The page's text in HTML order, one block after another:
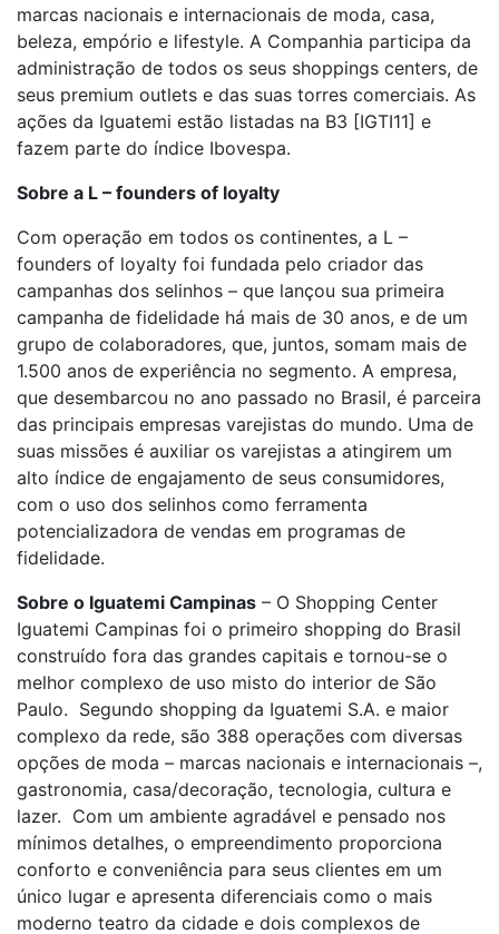
marcas nacionais e internacionais de moda, casa,
beleza, empório e lifestyle. A Companhia participa da
administração de todos os seus shoppings centers, de
seus premium outlets e das suas torres comerciais. As
ações da Iguatemi estão listadas na B3 [IGTI11] e
fazem parte do índice Ibovespa.
Sobre a L – founders of loyalty
Com operação em todos os continentes, a L –
founders of loyalty foi fundada pelo criador das
campanhas dos selinhos – que lançou sua primeira
campanha de fidelidade há mais de 30 anos, e de um
grupo de colaboradores, que, juntos, somam mais de
1.500 anos de experiência no segmento. A empresa,
que desembarcou no ano passado no Brasil, é parceira
das principais empresas varejistas do mundo. Uma de
suas missões é auxiliar os varejistas a atingirem um
alto índice de engajamento de seus consumidores,
com o uso dos selinhos como ferramenta
potencializadora de vendas em programas de
fidelidade.
Sobre o Iguatemi Campinas – O Shopping Center
Iguatemi Campinas foi o primeiro shopping do Brasil
construído fora das grandes capitais e tornou-se o
melhor complexo de uso misto do interior de São
Paulo. Segundo shopping da Iguatemi S.A. e maior
complexo da rede, são 388 operações com diversas
opções de moda – marcas nacionais e internacionais –,
gastronomia, casa/decoração, tecnologia, cultura e
lazer. Com um ambiente agradável e pensado nos
mínimos detalhes, o empreendimento proporciona
conforto e conveniência para seus clientes em um
único lugar e apresenta diferenciais como o mais
moderno teatro da cidade e dois complexos de